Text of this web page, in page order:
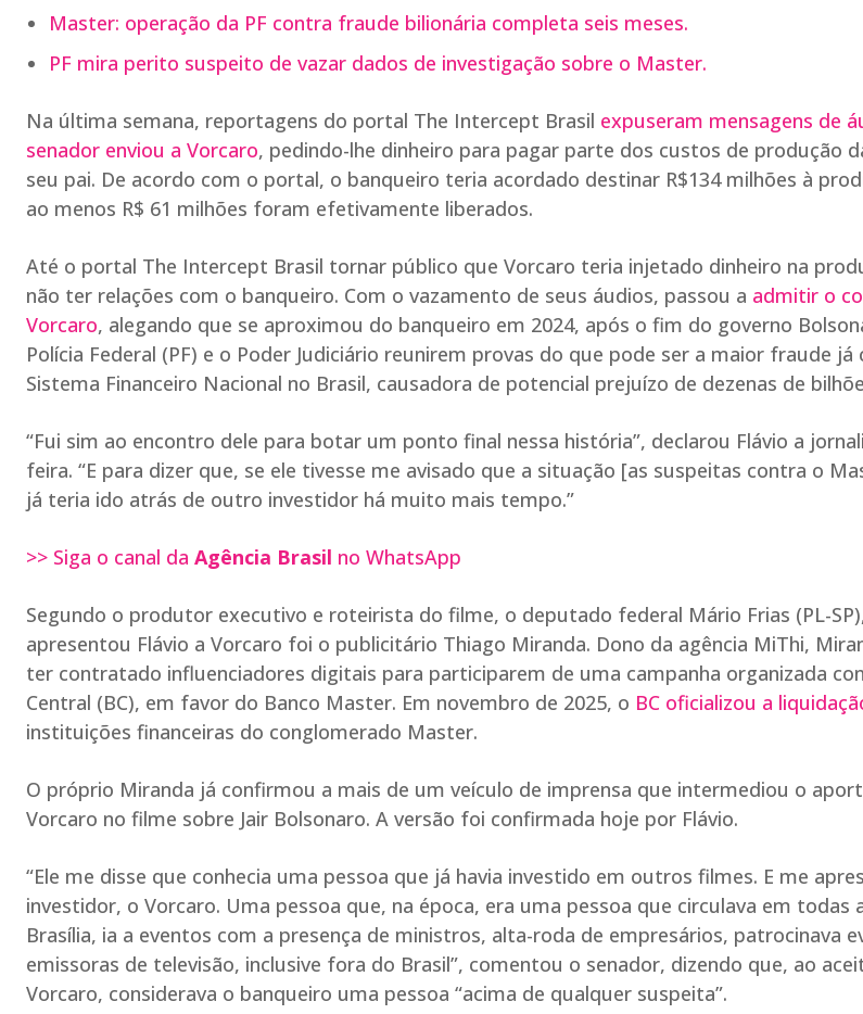
Master: operação da PF contra fraude bilionária completa seis meses.
PF mira perito suspeito de vazar dados de investigação sobre o Master.
Na última semana, reportagens do portal The Intercept Brasil expuseram mensagens de
senador enviou a Vorcaro, pedindo-lhe dinheiro para pagar parte dos custos de produção
seu pai. De acordo com o portal, o banqueiro teria acordado destinar R$134 milhões à
ao menos R$ 61 milhões foram efetivamente liberados.
Até o portal The Intercept Brasil tornar público que Vorcaro teria injetado dinheiro na
não ter relações com o banqueiro. Com o vazamento de seus áudios, passou a admitir o
Vorcaro, alegando que se aproximou do banqueiro em 2024, após o fim do governo
Polícia Federal (PF) e o Poder Judiciário reunirem provas do que pode ser a maior fraude
Sistema Financeiro Nacional no Brasil, causadora de potencial prejuízo de dezenas de
“Fui sim ao encontro dele para botar um ponto final nessa história”, declarou Flávio a
feira. “E para dizer que, se ele tivesse me avisado que a situação [as suspeitas contra o
já teria ido atrás de outro investidor há muito mais tempo.”
>> Siga o canal da Agência Brasil no WhatsApp
Segundo o produtor executivo e roteirista do filme, o deputado federal Mário Frias (PL-
apresentou Flávio a Vorcaro foi o publicitário Thiago Miranda. Dono da agência MiThi,
ter contratado influenciadores digitais para participarem de uma campanha organizada
Central (BC), em favor do Banco Master. Em novembro de 2025, o BC oficializou a
instituições financeiras do conglomerado Master.
O próprio Miranda já confirmou a mais de um veículo de imprensa que intermediou o
Vorcaro no filme sobre Jair Bolsonaro. A versão foi confirmada hoje por Flávio.
“Ele me disse que conhecia uma pessoa que já havia investido em outros filmes. E me
investidor, o Vorcaro. Uma pessoa que, na época, era uma pessoa que circulava em todas
Brasília, ia a eventos com a presença de ministros, alta-roda de empresários, patrocinava
emissoras de televisão, inclusive fora do Brasil”, comentou o senador, dizendo que, ao
Vorcaro, considerava o banqueiro uma pessoa “acima de qualquer suspeita”.